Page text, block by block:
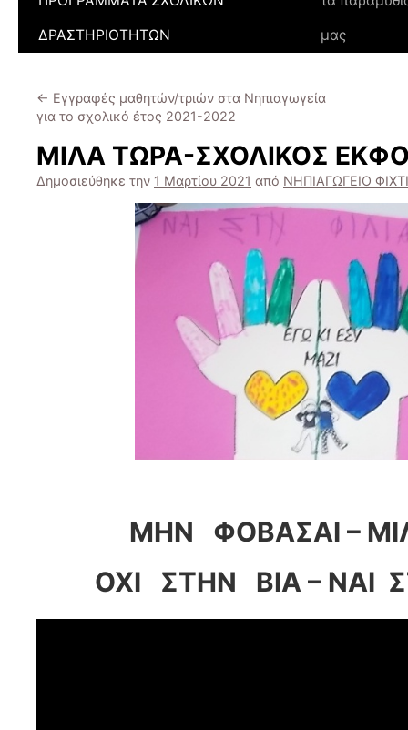
ΔΡΑΣΤΗΡΙΟΤΗΤΩΝ
μας
← Eγγραφές μαθητών/τριών στα Νηπιαγωγεία
για το σχολικό έτος 2021-2022
ΜΙΛΑ ΤΩΡΑ-ΣΧΟΛΙΚΟΣ
Δημοσιεύθηκε την 1 Μαρτίου 2021 από ΝΗΠΙΑΓΩΓΕΙΟ
ΜΗΝ ΦΟΒΑΣΑΙ –
ΟΧΙ ΣΤΗΝ ΒΙΑ – ΝΑΙ